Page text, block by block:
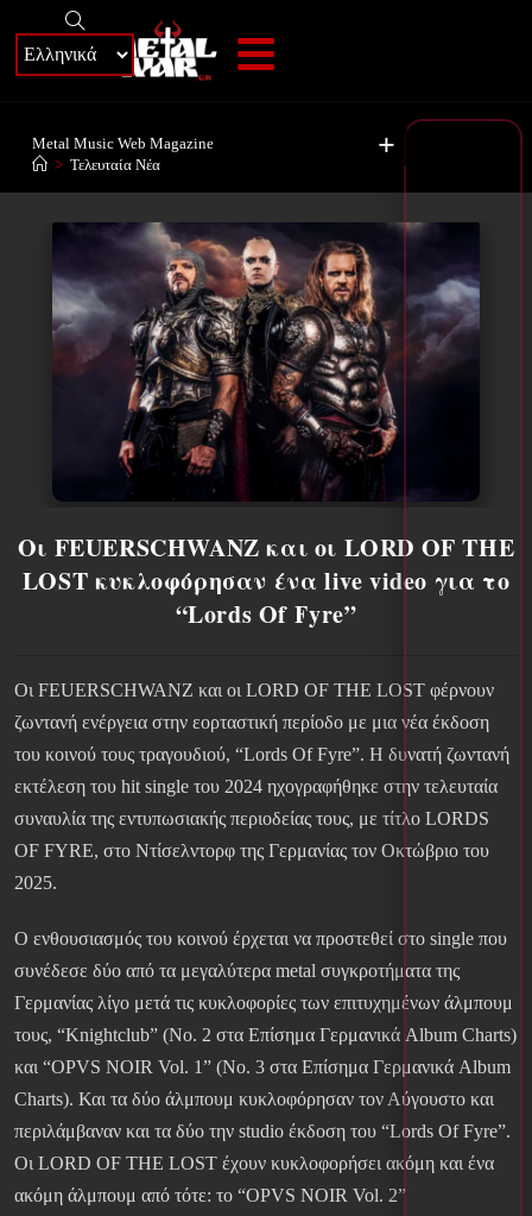
+
Metal Music Web Magazine
> Τελευταία Νέα
Οι FEUERSCHWANZ και οι LORD OF THE
LOST κυκλοφόρησαν ένα live video για το
“Lords Of Fyre”
Οι FEUERSCHWANZ και οι LORD OF THE LOST φέρνουν
ζωντανή ενέργεια στην εορταστική περίοδο με μια νέα έκδοση
του κοινού τους τραγουδιού, “Lords Of Fyre”. Η δυνατή ζωντανή
εκτέλεση του hit single του 2024 ηχογραφήθηκε στην τελευταία
συναυλία της εντυπωσιακής περιοδείας τους, με τίτλο LORDS
OF FYRE, στο Ντίσελντορφ της Γερμανίας τον Οκτώβριο του
2025.
Ο ενθουσιασμός του κοινού έρχεται να προστεθεί στο single που
συνέδεσε δύο από τα μεγαλύτερα metal συγκροτήματα της
Γερμανίας λίγο μετά τις κυκλοφορίες των επιτυχημένων άλμπουμ
τους, “Knightclub” (Νο. 2 στα Επίσημα Γερμανικά Album Charts)
και “OPVS NOIR Vol. 1” (Νο. 3 στα Επίσημα Γερμανικά Album
Charts). Και τα δύο άλμπουμ κυκλοφόρησαν τον Αύγουστο και
περιλάμβαναν και τα δύο την studio έκδοση του “Lords Of Fyre”.
Οι LORD OF THE LOST έχουν κυκλοφορήσει ακόμη και ένα
ακόμη άλμπουμ από τότε: το “OPVS NOIR Vol. 2”